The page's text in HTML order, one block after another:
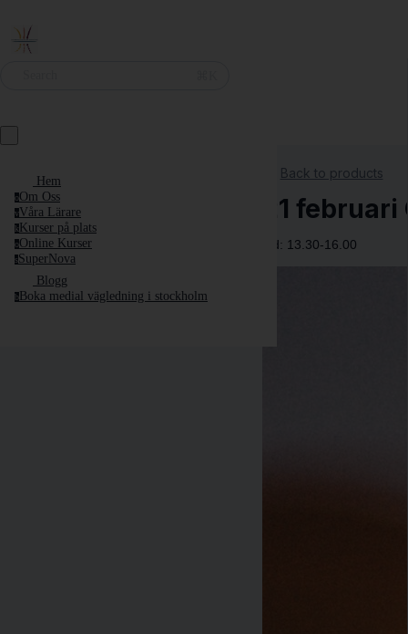
Hem
oOm Oss
vVåra Lärare
k Kurser på plats
oOnline Kurser
sSuperNova
Blogg
b Boka medial vägledning i stockholm
Back to products
21
Tid: 13.30-16.00